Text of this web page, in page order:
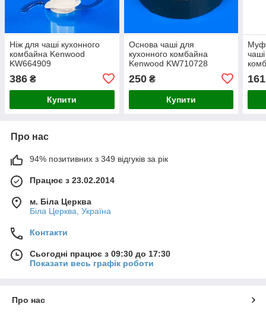
Ніж для чаші кухонного
комбайна Kenwood
KW664909
386 ₴
Купити
Основа чаші для
кухонного комбайна
Kenwood KW710728
250₴
Купити
161
Про нас
94% позитивних з 349 відгуків за рік
Працює з 23.02.2014
м. Біла Церква
Біла Церква, Україна
Контакти
Сьогодні працює з 09:30 до 17:30
Показати весь графік роботи
Про нас